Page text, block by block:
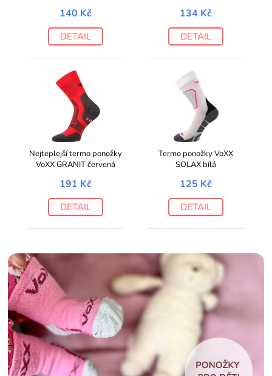
140 Kč
DETAIL
134 Kč
DETAIL
Nejteplejší termo ponožky
VoXX GRANIT červená
191 Kč
DETAIL
Termo ponožky VoXX
SOLAX bílá
125 Kč
DETAIL